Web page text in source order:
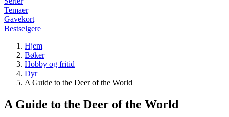
Temaer
Gavekort
Bestselgere
Hjem
Bøker
Hobby og fritid
Dyr
A Guide to the Deer of the World
A Guide to the Deer of the World